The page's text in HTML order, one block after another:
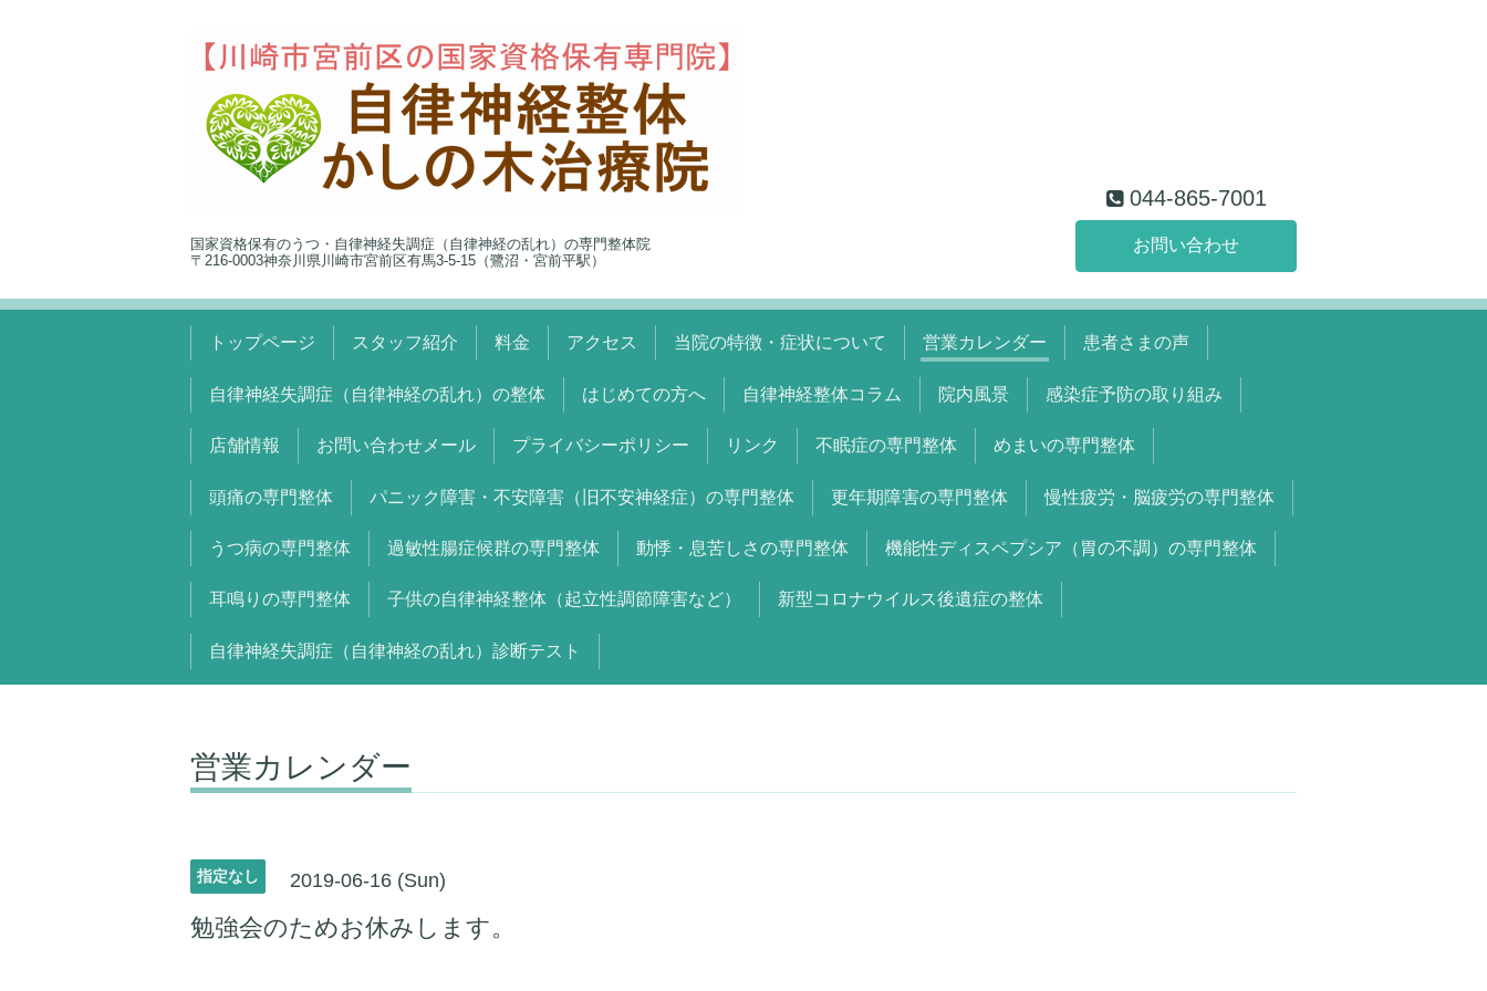
国家資格保有のうつ・自律神経失調症（自律神経の乱れ）の専門整体院
〒216-0003神奈川県川崎市宮前区有馬3-5-15（鷺沼・宮前平駅）
044-865-7001
お問い合わせ
トップページ スタッフ紹介 料金 アクセス 当院の特徴・症状について 営業カレンダー 患者さまの声
自律神経失調症（自律神経の乱れ）の整体 はじめての方へ 自律神経整体コラム 院内風景 感染症予防の取り組み
店舗情報 お問い合わせメール プライバシーポリシー リンク 不眠症の専門整体 めまいの専門整体
頭痛の専門整体 パニック障害・不安障害（旧不安神経症）の専門整体 更年期障害の専門整体 慢性疲労・脳疲労の専門整体
うつ病の専門整体 過敏性腸症候群の専門整体 動悸・息苦しさの専門整体 機能性ディスペプシア（胃の不調）の専門整体
耳鳴りの専門整体 子供の自律神経整体（起立性調節障害など） 新型コロナウイルス後遺症の整体
自律神経失調症（自律神経の乱れ）診断テスト
営業カレンダー
指定なし 2019-06-16 (Sun)
勉強会のためお休みします。